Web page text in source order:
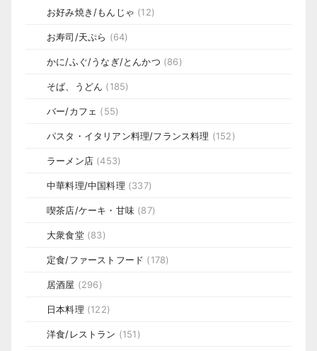
お好み焼き/もんじゃ (12)
お寿司/天ぷら (64)
かに/ふぐ/うなぎ/とんかつ (86)
そば、うどん (185)
バー/カフェ (55)
パスタ・イタリアン料理/フランス料理 (152)
ラーメン店 (453)
中華料理/中国料理 (337)
喫茶店/ケーキ・甘味 (87)
大衆食堂(83)
定食/ファーストフード (178)
居酒屋 (296)
日本料理 (122)
洋食/レストラン (151)